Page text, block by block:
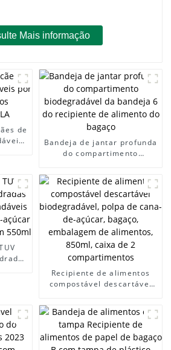
Mais informação
de
Bandeja de jantar profunda
do compartimento
6 do recipiente de alimento
do bagaço
Recipiente de alimentos
compostável descartável
embalagem de alimentos,
850ml, caixa de 2
compartimentos